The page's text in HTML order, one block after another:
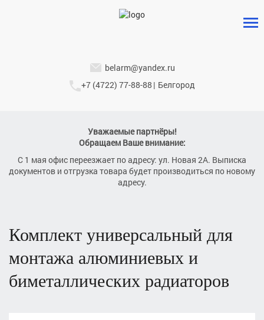
belarm@yandex.ru
+7 (4722) 77-88-88 | Белгород
Уважаемые партнёры!
Обращаем Ваше внимание:
С 1 мая офис переезжает по адресу: ул. Новая 2А. Выписка
документов и отгрузка товара будет производиться по новому
адресу.
комплект универсальный для
монтажа алюминиевых и
биметаллических радиаторов